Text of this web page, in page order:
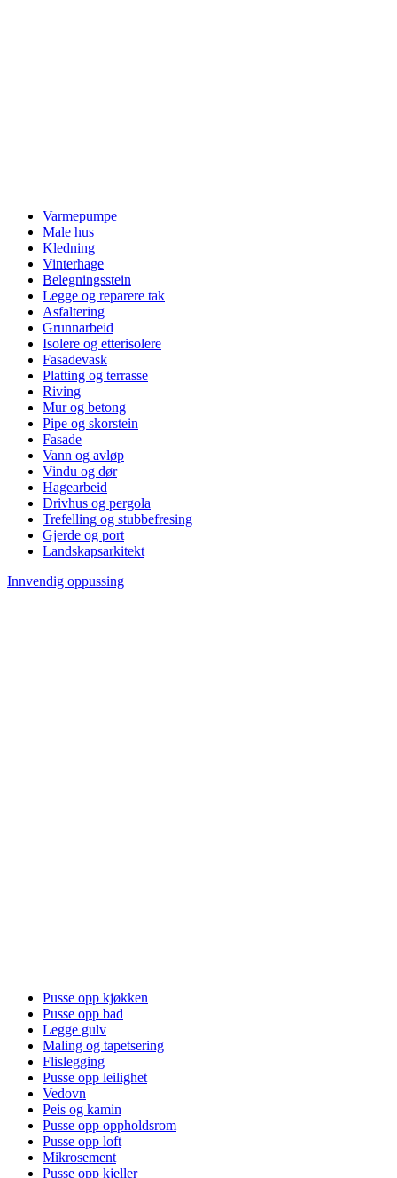
Varmepumpe
Male hus
Kledning
Vinterhage
Belegningsstein
Legge og reparere tak
Asfaltering
Grunnarbeid
Isolere og etterisolere
Fasadevask
Platting og terrasse
Riving
Mur og betong
Pipe og skorstein
Fasade
Vann og avløp
Vindu og dør
Hagearbeid
Drivhus og pergola
Trefelling og stubbefresing
Gjerde og port
Landskapsarkitekt
Innvendig oppussing
Pusse opp kjøkken
Pusse opp bad
Legge gulv
Maling og tapetsering
Flislegging
Pusse opp leilighet
Vedovn
Peis og kamin
Pusse opp oppholdsrom
Pusse opp loft
Mikrosement
Pusse opp kjeller